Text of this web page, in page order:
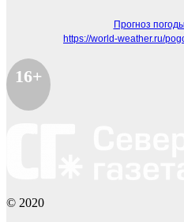
Прогноз
https://world-weather.ru/
16+
© 2020